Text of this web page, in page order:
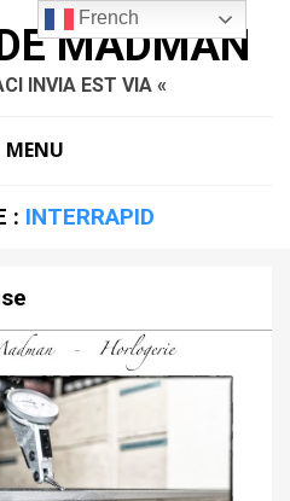
MADMAN
INVIA EST VIA «
MENU
: INTERRAPID
French